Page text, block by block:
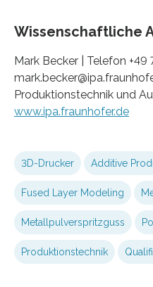
Wissenschaftliche
Mark Becker | Telefon +49
Produktionstechnik und
www.ipa.fraunhofer.de
3D-Drucker Additive
Fused Layer Modeling
Metallpulverspritzguss
Produktionstechnik